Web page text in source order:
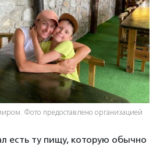
Фото предоставлено организацией
есть ту пищу, которую обычно